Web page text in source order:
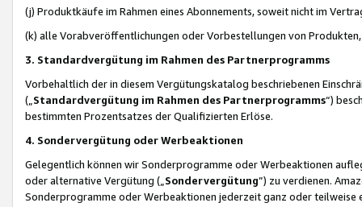
(j) Produktkäufe im Rahmen eines Abonnements, soweit nicht im
(k) alle Vorabveröffentlichungen oder Vorbestellungen von
3. Standardvergütung im Rahmen des Partnerprogramms
Vorbehaltlich der in diesem Vergütungskatalog beschriebenen
(„ Standardvergütung im Rahmen des Partnerprogramms“)
bestimmten Prozentsatzes der Qualifizierten Erlöse.
4. Sondervergütung oder Werbeaktionen
Gelegentlich können wir Sonderprogramme oder Werbeaktionen
oder alternative Vergütung („ Sondervergütung”) zu verdienen.
Sonderprogramme oder Werbeaktionen jederzeit ganz oder